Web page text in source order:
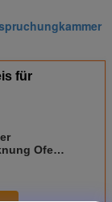
für
Ofen